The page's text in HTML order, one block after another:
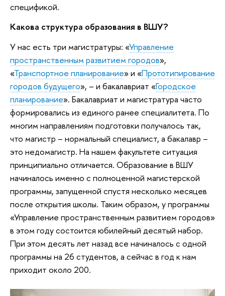
спецификой.
Какова структура образования в ВШУ?
У нас есть три магистратуры: «Управление
пространственным развитием городов»,
«Транспортное планирование» и «Прототипирование
городов будущего», – и бакалавриат «Городское
планирование». Бакалавриат и магистратура часто
формировались из единого ранее специалитета. По
многим направлениям подготовки получалось так,
что магистр – нормальный специалист, а бакалавр –
это недомагистр. На нашем факультете ситуация
принципиально отличается. Образование в ВШУ
начиналось именно с полноценной магистерской
программы, запущенной спустя несколько месяцев
после открытия школы. Таким образом, у программы
«Управление пространственным развитием городов»
в этом году состоится юбилейный десятый набор.
При этом десять лет назад все начиналось с одной
программы на 26 студентов, а сейчас в год к нам
приходит около 200.